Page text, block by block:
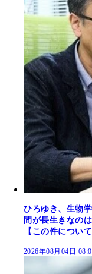
ひろゆき、生物
間が長生きなの
【この件について
2026年08月04日